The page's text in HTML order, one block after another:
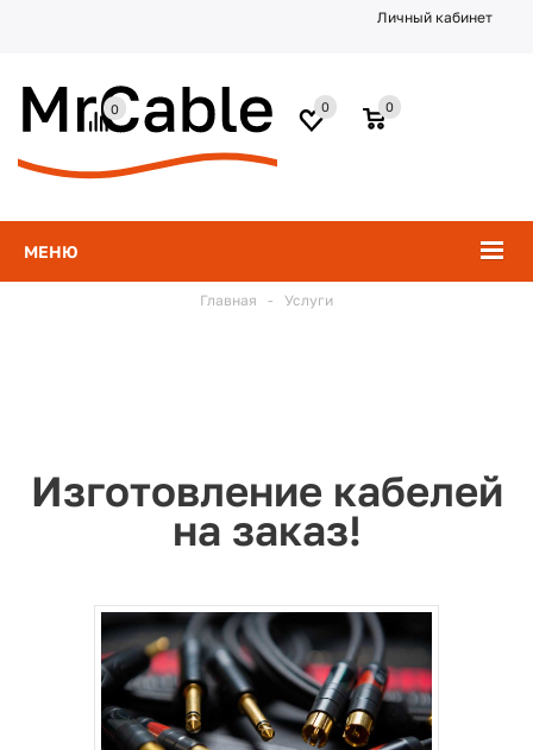
Личный кабинет
МЕНЮ
0
0
0
Главная - Услуги
Изготовление кабелей
на заказ!